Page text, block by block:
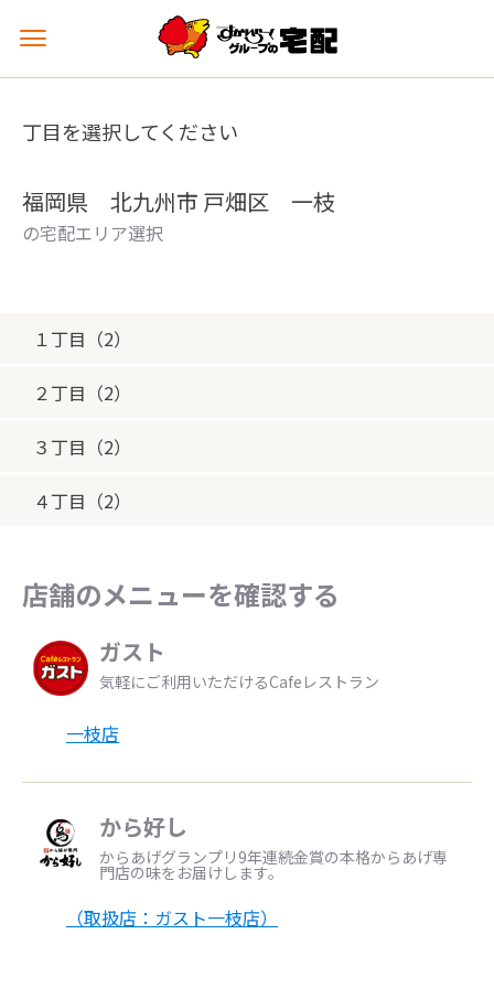
メ
ュ
を
丁目を選択してください
福岡県 北九州市 戸畑区 一枝
の宅配エリア選択
１丁目（2）
２丁目（2）
３丁目（2）
４丁目（2）
店舗のメニューを確認する
ガスト
気軽にご利用いただけるCafeレストラン
一枝店
から好し
からあげグランプリ9年連続金賞の本格からあげ専
門店の味をお届けします。
（取扱店：ガスト一枝店）